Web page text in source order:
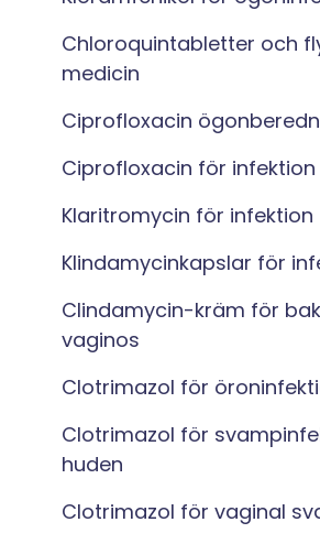
Chloroquintabletter och
medicin
Ciprofloxacin
Ciprofloxacin för infektion
Klaritromycin för infektion
Klindamycinkapslar för
Clindamycin-kräm för
vaginos
Clotrimazol för
Clotrimazol för
huden
Clotrimazol för vaginal